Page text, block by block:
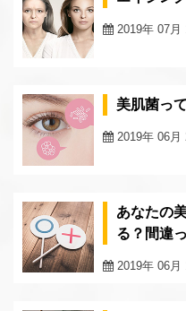
2019年 07月
美肌菌っ
2019年 06月
あなたの
る？間違
2019年 06月